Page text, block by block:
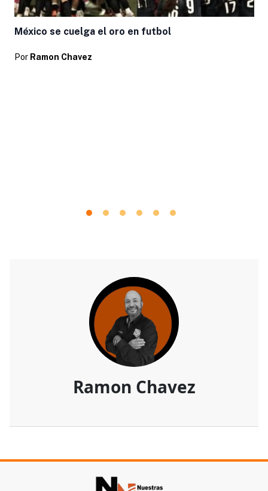
México se cuelga el oro en futbol
Por Ramon Chavez
Ramon Chavez